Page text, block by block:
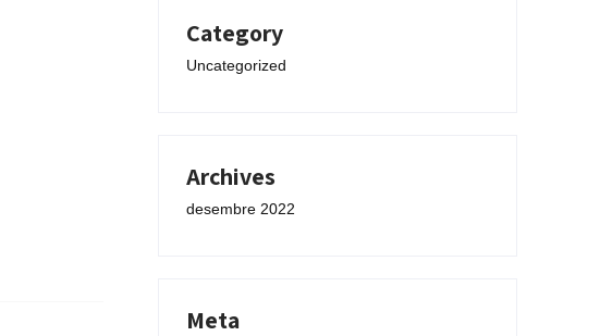
Category
Uncategorized
Archives
desembre 2022
Meta